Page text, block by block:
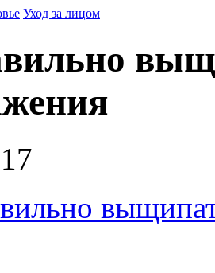
Уход за лицом